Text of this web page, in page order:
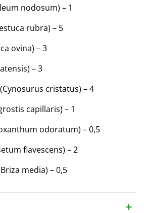
nodosum) – 1
rubra) – 5
ovina) – 3
– 3
cristatus) – 4
capillaris) – 1
odoratum) – 0,5
flavescens) – 2
media) – 0,5